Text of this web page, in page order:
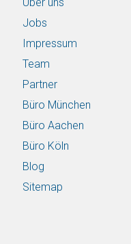
Jobs
Impressum
Team
Partner
Büro München
Büro Aachen
Büro Köln
Blog
Sitemap